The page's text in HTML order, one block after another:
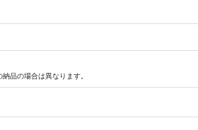
品の場合は異なります。